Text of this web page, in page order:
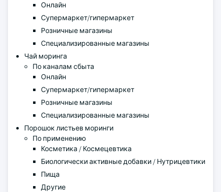
Онлайн
Супермаркет/гипермаркет
Розничные магазины
Специализированные магазины
Чай моринга
По каналам сбыта
Онлайн
Супермаркет/гипермаркет
Розничные магазины
Специализированные магазины
Порошок листьев моринги
По применению
Косметика / Космецевтика
Биологически активные добавки / Нутрицевтики
Пища
Другие